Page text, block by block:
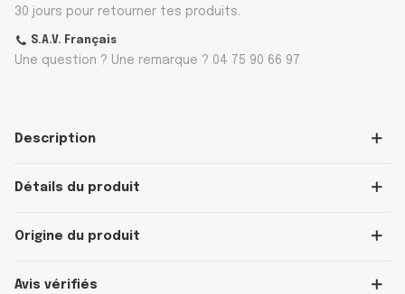
30 jours pour retourner tes produits.
S.A.V. Français
Une question ? Une remarque ? 04 75 90 66 97
Description
Détails du produit
Origine du produit
Avis vérifiés